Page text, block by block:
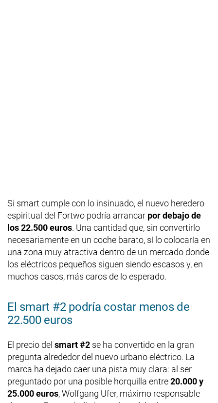
Si smart cumple con lo insinuado, el nuevo heredero
espiritual del Fortwo podría arrancar por debajo de
los 22.500 euros. Una cantidad que, sin convertirlo
necesariamente en un coche barato, sí lo colocaría en
una zona muy atractiva dentro de un mercado donde
los eléctricos pequeños siguen siendo escasos y, en
muchos casos, más caros de lo esperado.
El smart #2 podría costar menos de
22.500 euros
El precio del smart #2 se ha convertido en la gran
pregunta alrededor del nuevo urbano eléctrico. La
marca ha dejado caer una pista muy clara: al ser
preguntado por una posible horquilla entre20.000 y
25.000 euros, Wolfgang Ufer, máximo responsable